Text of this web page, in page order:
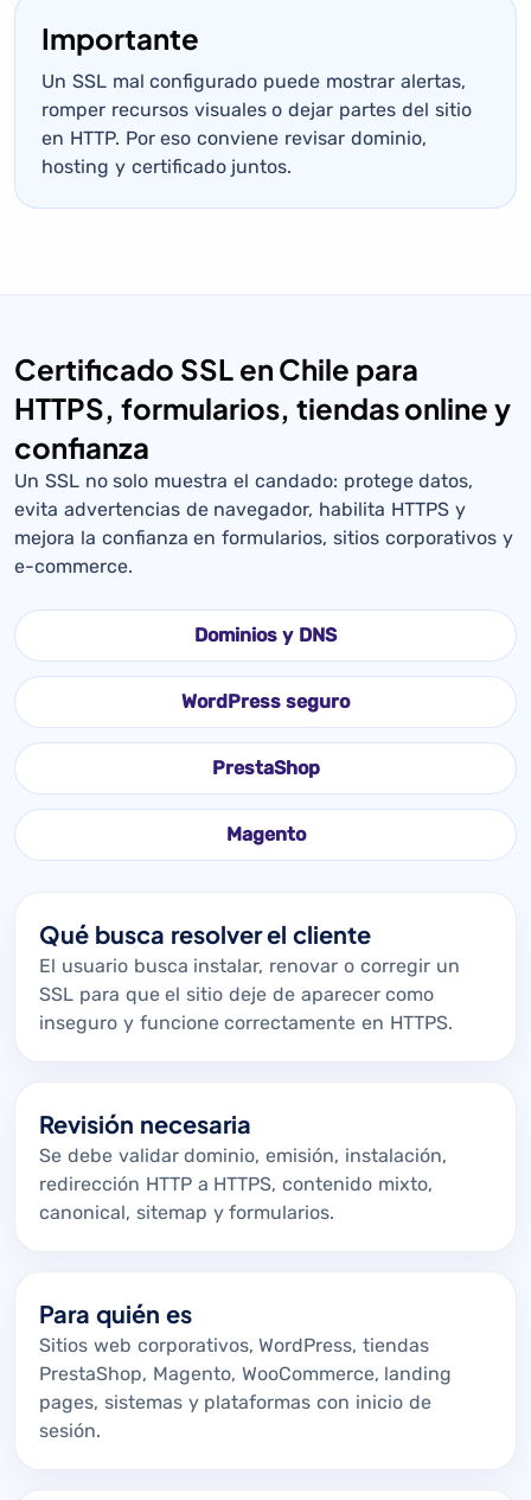
Importante
Un SSL mal configurado puede mostrar alertas,
romper recursos visuales o dejar partes del sitio
en HTTP. Por eso conviene revisar dominio,
hosting y certificado juntos.
Certificado SSL en Chile para
HTTPS, formularios, tiendas online y
confianza
Un SSL no solo muestra el candado: protege datos,
evita advertencias de navegador, habilita HTTPS y
mejora la confianza en formularios, sitios corporativos y
e-commerce.
Dominios y DNS
WordPress seguro
PrestaShop
Magento
Qué busca resolver el cliente
El usuario busca instalar, renovar o corregir un
SSL para que el sitio deje de aparecer como
inseguro y funcione correctamente en HTTPS.
Revisión necesaria
Se debe validar dominio, emisión, instalación,
redirección HTTP a HTTPS, contenido mixto,
canonical, sitemap y formularios.
Para quién es
Sitios web corporativos, WordPress, tiendas
PrestaShop, Magento, WooCommerce, landing
pages, sistemas y plataformas con inicio de
sesión.